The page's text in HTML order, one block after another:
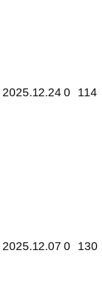
2025.12.24 0 114
2025.12.07 0 130